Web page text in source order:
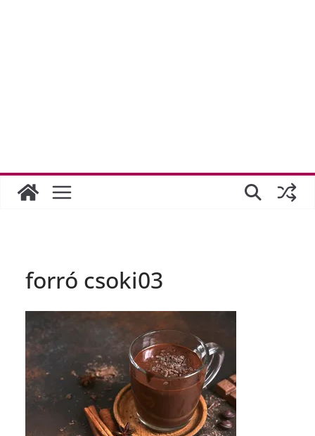
forró csoki03